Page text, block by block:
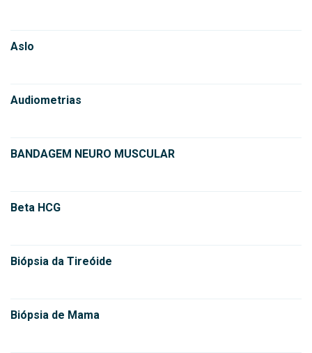
Aslo
Audiometrias
BANDAGEM NEURO MUSCULAR
Beta HCG
Biópsia da Tireóide
Biópsia de Mama